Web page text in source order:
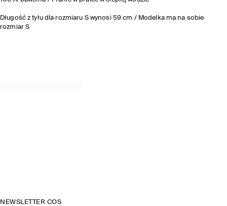
Długość z tyłu dla rozmiaru S wynosi 59 cm / Modelka ma na sobie
rozmiar S
NEWSLETTER COS